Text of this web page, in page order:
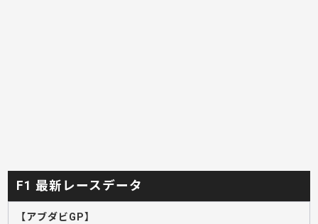
F1 最新レースデータ
【アブダビGP】